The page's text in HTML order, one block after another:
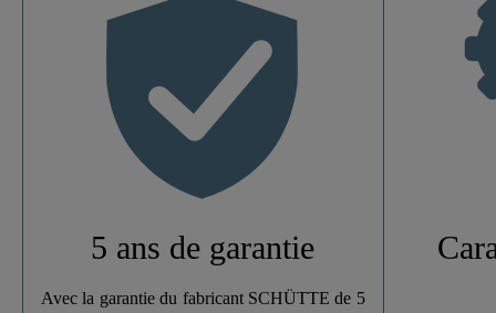
Type De Connexion
Largeur
Hauteur
5 ans de garantie
Avec la garantie du fabricant SCHÜTTE de 5